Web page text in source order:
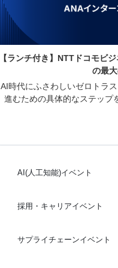
【ランチ付き】NTTドコモビ
の最
AI時代にふさわしいゼロトラ
進むための具体的なステップ
AI(人工知能)イベント
採用・キャリアイベント
サプライチェーンイベント